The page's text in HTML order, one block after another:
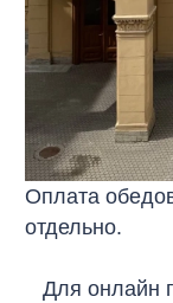
Оплата
отдельно.
Для онлайн